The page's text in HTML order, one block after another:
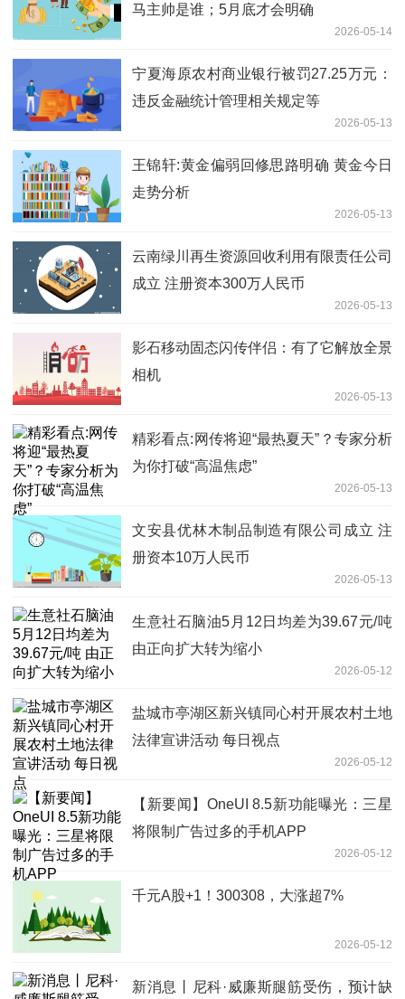
马主帅是谁；5月底才会明确
2026-05-14
宁夏海原农村商业银行被罚27.25万元：
违反金融统计管理相关规定等
2026-05-13
王锦轩:黄金偏弱回修思路明确 黄金今日
走势分析
2026-05-13
云南绿川再生资源回收利用有限责任公司
成立 注册资本300万人民币
2026-05-13
影石移动固态闪传伴侣：有了它解放全景
相机
2026-05-13
精彩看点:网传将迎“最热夏天”？专家分析
为你打破“高温焦虑”
2026-05-13
文安县优林木制品制造有限公司成立 注
册资本10万人民币
2026-05-13
生意社石脑油5月12日均差为39.67元/吨
由正向扩大转为缩小
2026-05-12
盐城市亭湖区新兴镇同心村开展农村土地
法律宣讲活动 每日视点
2026-05-12
【新要闻】OneUI 8.5新功能曝光：三星
将限制广告过多的手机APP
2026-05-12
千元A股+1！300308，大涨超7%
2026-05-12
新消息丨尼科·威廉斯腿筋受伤，预计缺